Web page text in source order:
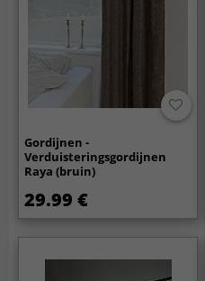
Gordijnen -
Verduisteringsgordijnen
Raya (bruin)
29.99 €